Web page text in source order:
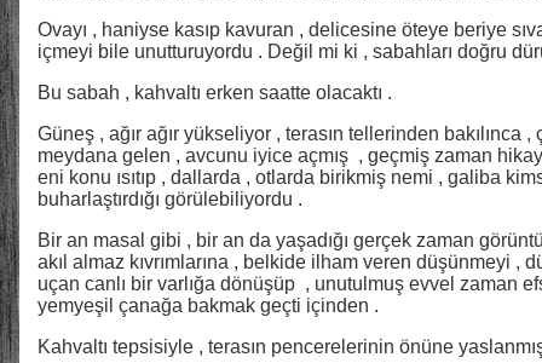
Ovayı , haniyse kasıp kavuran , delicesine öteye beriye
içmeyi bile unutturuyordu . Değil mi ki , sabahları doğru
Bu sabah , kahvaltı erken saatte olacaktı .
Güneş , ağır ağır yükseliyor , terasın tellerinden bakılınca
meydana gelen , avcunu iyice açmış , geçmiş zaman
eni konu ısıtıp , dallarda , otlarda birikmiş nemi , galiba
buharlaştırdığı görülebiliyordu .
Bir an masal gibi , bir an da yaşadığı gerçek zaman
akıl almaz kıvrımlarına , belkide ilham veren düşünmeyi ,
uçan canlı bir varlığa dönüşüp , unutulmuş evvel zaman
yemyeşil çanağa bakmak geçti içinden .
Kahvaltı tepsisiyle , terasın pencerelerinin önüne